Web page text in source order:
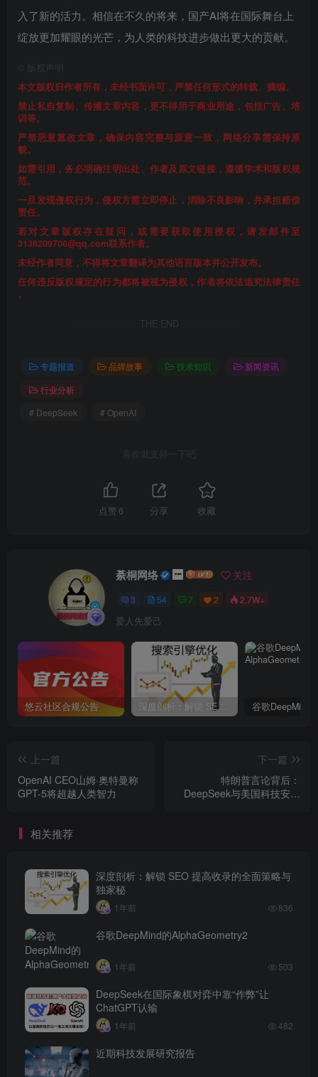
入了新的活力。相信在不久的将来，国产AI将在国际舞台上
绽放更加耀眼的光芒，为人类的科技进步做出更大的贡献。
版权声明
本文版权归作者所有，未经书面许可，严禁任何形式的转载、摘编。
禁止私自复制、传播文章内容，更不得用于商业用途，包括广告、培
训等。
严禁恶意篡改文章，确保内容完整与原意一致，网络分享需保持原
貌。
如需引用，务必明确注明出处、作者及原文链接，遵循学术和版权规
范。
一旦发现侵权行为，侵权方需立即停止，消除不良影响，并承担赔偿
责任。
若对文章版权存在疑问，或需要获取使用授权，请发邮件至
3136209706@qq.com联系作者。
未经作者同意，不得将文章翻译为其他语言版本并公开发布。
任何违反版权规定的行为都将被视为侵权，作者将依法追究法律责任
。
THE END
专题报道 品牌故事 技术知识
新闻资讯
行业分析
# DeepSeek
# OpenAI
喜欢就支持一下吧
点赞 6 分享 收藏
綦桐网络 关注
3 54 7 2 2.7W+
爱人先爱己
悠云社区合规公告 深度剖析：解锁 SEO 提高收录的全面策略与独家秘
上一篇
OpenAI CEO山姆·奥特曼称
GPT-5将超越人类智力
下一篇
特朗普言论背后：
DeepSeek与美国科技安全
相关推荐
深度剖析：解锁 SEO 提高收录的全面策略与
独家秘
1年前 836
谷歌DeepMind的AlphaGeometry2
1年前 503
DeepSeek在国际象棋对弈中靠“作弊”让
ChatGPT认输
1年前 482
近期科技发展研究报告